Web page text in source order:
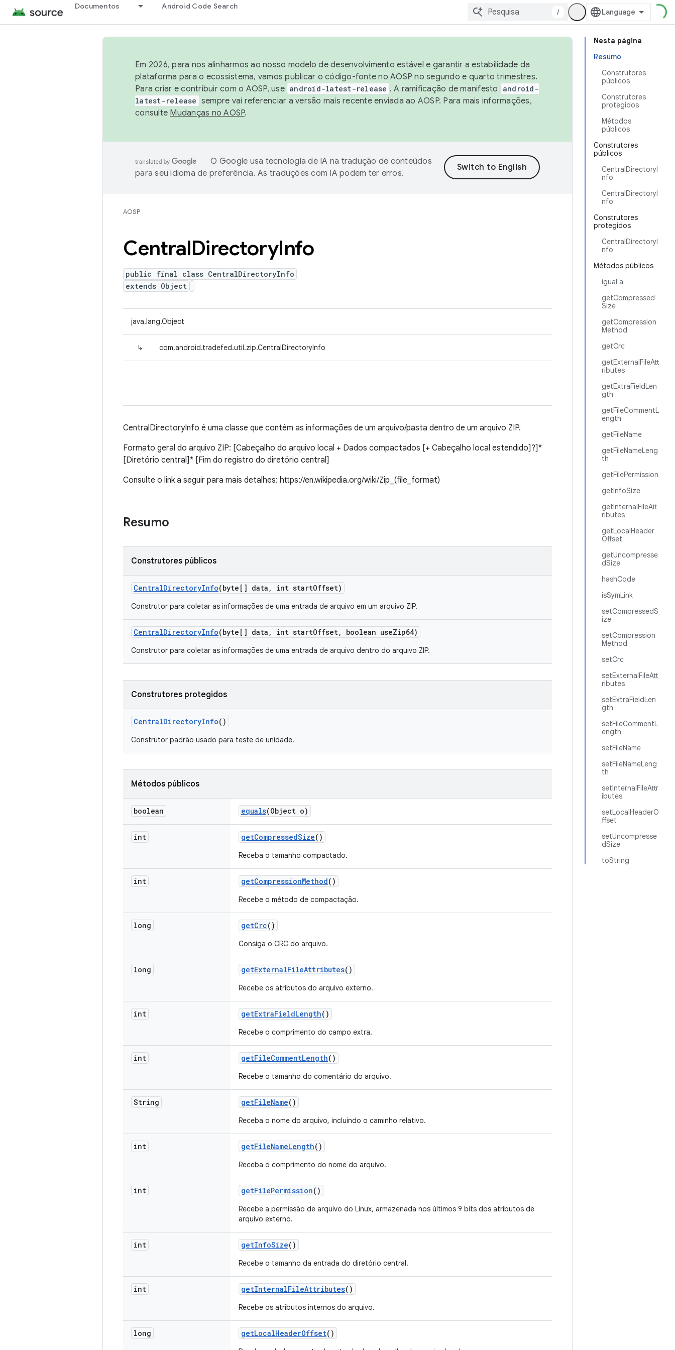
Documentos Android Code Search
/
Nesta página
Resumo
Construtores
públicos
Construtores
protegidos
Métodos
públicos
Construtores
públicos
CentralDirectoryI
nfo
CentralDirectoryI
nfo
Construtores
protegidos
CentralDirectoryI
nfo
Métodos públicos
igual a
getCompressed
Size
getCompression
Method
getCrc
getExternalFileAtt
ributes
getExtraFieldLen
gth
getFileCommentL
ength
getFileName
getFileNameLeng
th
getFilePermission
getInfoSize
getInternalFileAtt
ributes
getLocalHeader
Offset
getUncompresse
dSize
hashCode
isSymLink
setCompressedS
ize
setCompression
Method
setCrc
setExternalFileAtt
ributes
setExtraFieldLen
gth
setFileCommentL
ength
setFileName
setFileNameLeng
th
setInternalFileAttr
ibutes
setLocalHeaderO
ffset
setUncompresse
dSize
toString
Em 2026, para nos alinharmos ao nosso modelo de desenvolvimento estável e garantir a estabilidade da
plataforma para o ecossistema, vamos publicar o código-fonte no AOSP no segundo e quarto trimestres.
Para criar e contribuir com o AOSP, use android-latest-release . A ramificação de manifesto
android-
latest-release sempre vai referenciar a versão mais recente enviada ao AOSP. Para mais informações,
consulte Mudanças no AOSP.
O Google usa tecnologia de IA na tradução de conteúdos
para seu idioma de preferência. As traduções com IA podem ter erros.
AOSP
CentralDirectoryInfo
public final class CentralDirectoryInfo
extends Object
java.lang.Object
↳ com.android.tradefed.util.zip.CentralDirectoryInfo
CentralDirectoryInfo é uma classe que contém as informações de um arquivo/pasta dentro de um arquivo ZIP.
Formato geral do arquivo ZIP: [Cabeçalho do arquivo local + Dados compactados [+ Cabeçalho local estendido]?]*
[Diretório central]* [Fim do registro do diretório central]
Consulte o link a seguir para mais detalhes: https://en.wikipedia.org/wiki/Zip_(file_format)
Resumo
Construtores públicos
CentralDirectoryInfo(byte[] data , int startOffset)
Construtor para coletar as informações de uma entrada de arquivo em um arquivo ZIP.
CentralDirectoryInfo(byte[] data , int startOffset, boolean useZip64)
Construtor para coletar as informações de uma entrada de arquivo dentro do arquivo ZIP.
Construtores protegidos
CentralDirectoryInfo()
Construtor padrão usado para teste de unidade.
Métodos públicos
boolean equals(Object o)
int getCompressedSize()
Receba o tamanho compactado.
int getCompressionMethod()
Recebe o método de compactação.
long getCrc()
Consiga o CRC do arquivo.
long getExternalFileAttributes()
Recebe os atributos do arquivo externo.
int getExtraFieldLength()
Recebe o comprimento do campo extra.
int getFileCommentLength()
Recebe o tamanho do comentário do arquivo.
String getFileName()
Receba o nome do arquivo, incluindo o caminho relativo.
int getFileNameLength()
Receba o comprimento do nome do arquivo.
int getFilePermission()
Recebe a permissão de arquivo do Linux, armazenada nos últimos 9 bits dos atributos de
arquivo externo.
int getInfoSize()
Recebe o tamanho da entrada do diretório central.
int getInternalFileAttributes()
Recebe os atributos internos do arquivo.
long getLocalHeaderOffset()